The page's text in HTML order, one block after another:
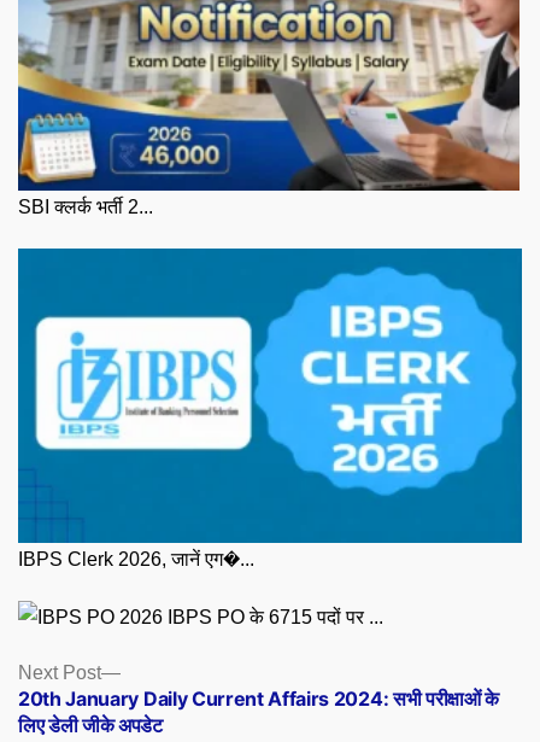
SBI क्लर्क भर्ती 2...
IBPS Clerk 2026, जानें एग�...
IBPS PO के 6715 पदों पर ...
Posts
navigation
Next Post
Next
post:
20th January Daily Current Affairs 2024: सभी परीक्षाओं के
लिए डेली जीके अपडेट